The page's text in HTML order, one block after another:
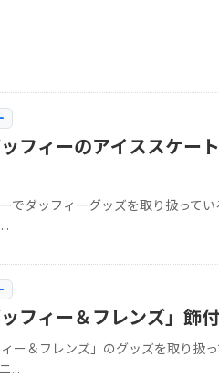
フィーのアイススケー
でダッフィーグッズを取り扱ってい
フィー＆フレンズ」飾
ー＆フレンズ」のグッズを取り扱
...